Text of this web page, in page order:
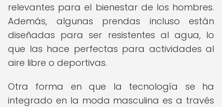
relevantes para el bienestar de los hombres.
Además, algunas prendas incluso están
diseñadas para ser resistentes al agua, lo
que las hace perfectas para actividades al
aire libre o deportivas.
Otra forma en que la tecnología se ha
integrado en la moda masculina es a través